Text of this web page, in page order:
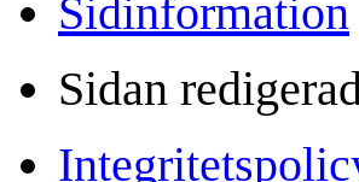
Sidinformation
Sidan